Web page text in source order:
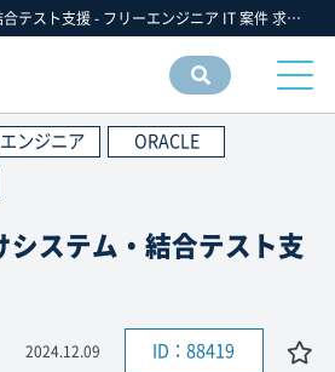
リース会社向けシステム・結合テスト支援 - フリーエンジニア IT 案件 求人【エンジニアルーム】ITフリーランス ITエンジニア IT個人事業主 仕事 転職 募集
情報
検索
ンジニア
ORACLE
システム・結合テスト支
2024.12.09 ID：88419